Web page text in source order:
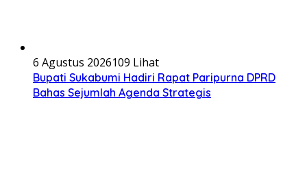
6 Agustus 2026109 Lihat
Bupati Sukabumi Hadiri Rapat Paripurna DPRD
Bahas Sejumlah Agenda Strategis